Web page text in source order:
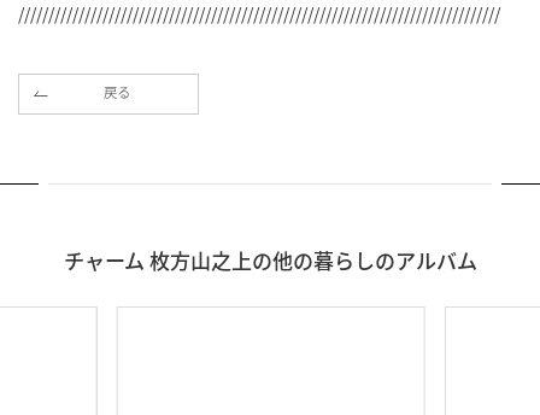
////////////////////////////////////////////////////////////////////////////////
戻る
チャーム 枚方山之上の他の暮らしのアルバム